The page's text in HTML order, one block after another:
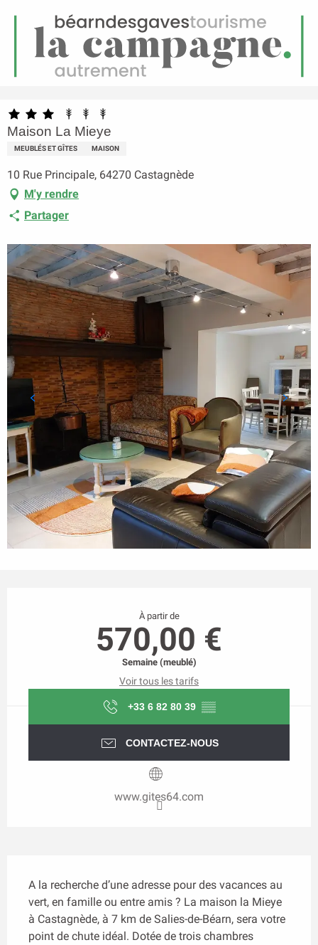
Menu
Maison La Mieye
Maison La Mieye
MEUBLÉS ET GÎTES MAISON
10 Rue Principale, 64270 Castagnède
M'y rendre
Partager
À partir de
570,00 €
Semaine (meublé)
Voir tous les tarifs
+33 6 82 80 39 ▒▒
CONTACTEZ-NOUS
www.gites64.com
A la recherche d’une adresse pour des vacances au
vert, en famille ou entre amis ? La maison la Mieye
à Castagnède, à 7 km de Salies-de-Béarn, sera votre
point de chute idéal. Dotée de trois chambres